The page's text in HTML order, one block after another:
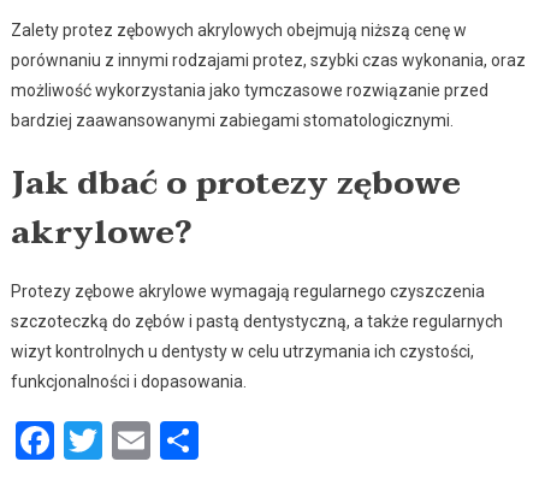
Zalety protez zębowych akrylowych obejmują niższą cenę w
porównaniu z innymi rodzajami protez, szybki czas wykonania, oraz
możliwość wykorzystania jako tymczasowe rozwiązanie przed
bardziej zaawansowanymi zabiegami stomatologicznymi.
Jak dbać o protezy zębowe
akrylowe?
Protezy zębowe akrylowe wymagają regularnego czyszczenia
szczoteczką do zębów i pastą dentystyczną, a także regularnych
wizyt kontrolnych u dentysty w celu utrzymania ich czystości,
funkcjonalności i dopasowania.
Facebook
Twitter
EmailPodziel